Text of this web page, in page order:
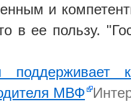
и
в ее пользу.
поддерживает
МВФ